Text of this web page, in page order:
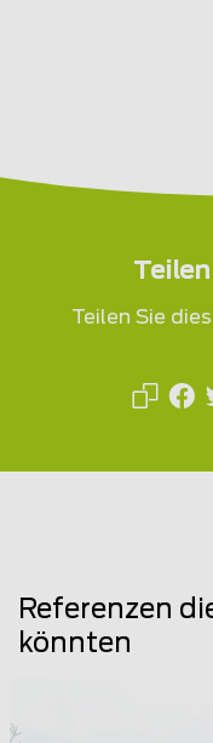
Teilen Sie
Referenzen
könnten